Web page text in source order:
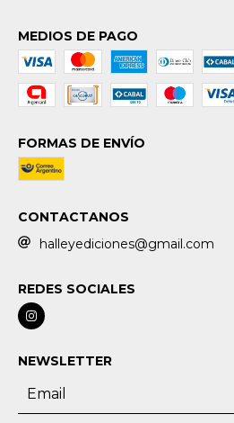
MEDIOS DE PAGO
FORMAS DE ENVÍO
CONTACTANOS
halleyediciones@gmail.com
REDES SOCIALES
NEWSLETTER